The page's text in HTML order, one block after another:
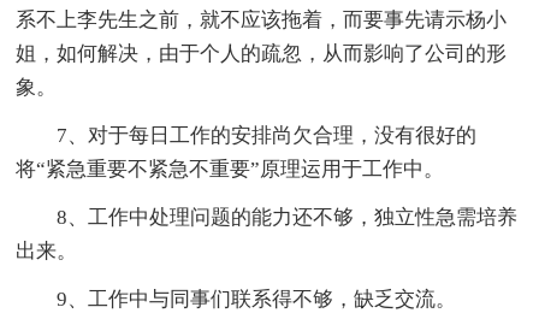
系不上李先生之前，就不应该拖着，而要事先请示杨小
姐，如何解决，由于个人的疏忽，从而影响了公司的形
象。
7、对于每日工作的安排尚欠合理，没有很好的
将“紧急重要不紧急不重要”原理运用于工作中。
8、工作中处理问题的能力还不够，独立性急需培养
出来。
9、工作中与同事们联系得不够，缺乏交流。